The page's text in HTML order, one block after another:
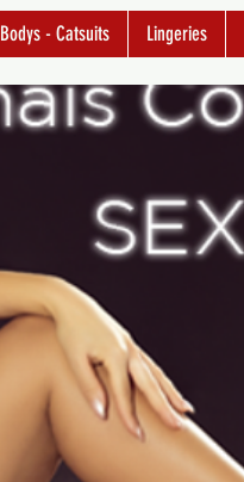
Bodys - Catsuits Lingeries